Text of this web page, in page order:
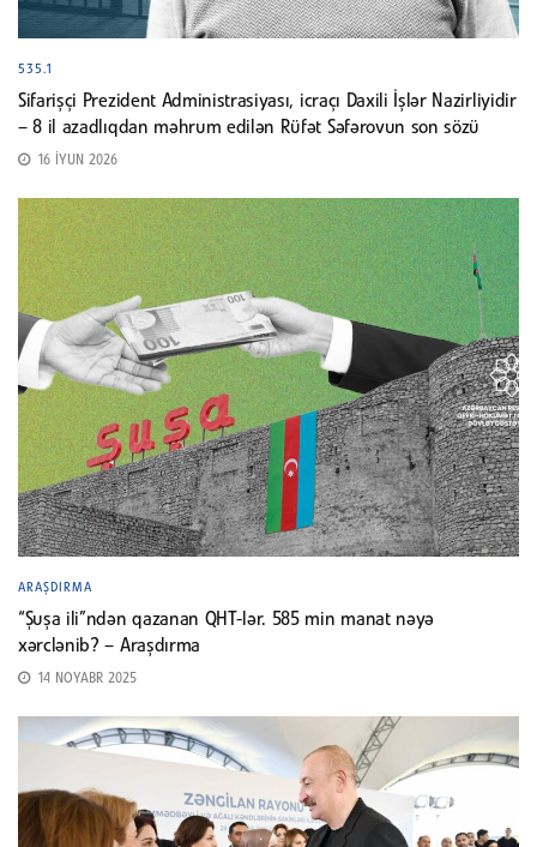
535.1
Sifarişçi Prezident Administrasiyası, icraçı Daxili İşlər Nazirliyidir
– 8 il azadlıqdan məhrum edilən Rüfət Səfərovun son sözü
16 İYUN 2026
ARAŞDIRMA
“Şuşa ili”ndən qazanan QHT-lər. 585 min manat nəyə
xərclənib? – Araşdırma
14 NOYABR 2025